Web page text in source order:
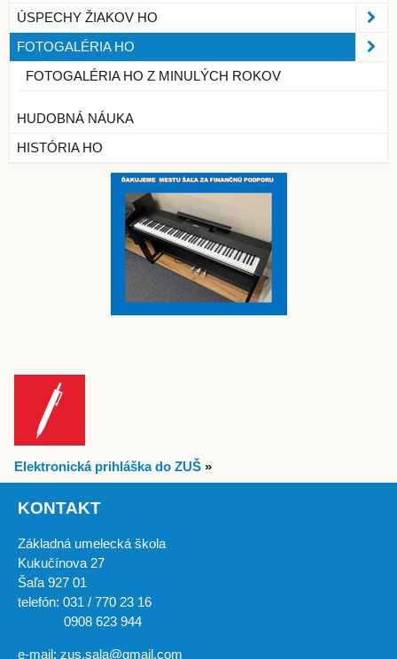
ÚSPECHY ŽIAKOV HO
FOTOGALÉRIA HO
FOTOGALÉRIA HO Z MINULÝCH ROKOV
HUDOBNÁ NÁUKA
HISTÓRIA HO
Elektronická prihláška do ZUŠ »
KONTAKT
Základná umelecká škola
Kukučínova 27
Šaľa 927 01
telefón: 031 / 770 23 16
0908 623 944
e-mail: zus.sala@gmail.com